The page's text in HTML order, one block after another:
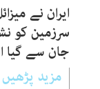
ایران نے
سرزمین کو
جان سے گیا
مزید پڑھیں